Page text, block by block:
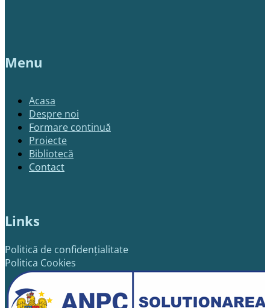
Menu
Acasa
Despre noi
Formare continuă
Proiecte
Bibliotecă
Contact
Links
Politică de confidențialitate
Politica Cookies